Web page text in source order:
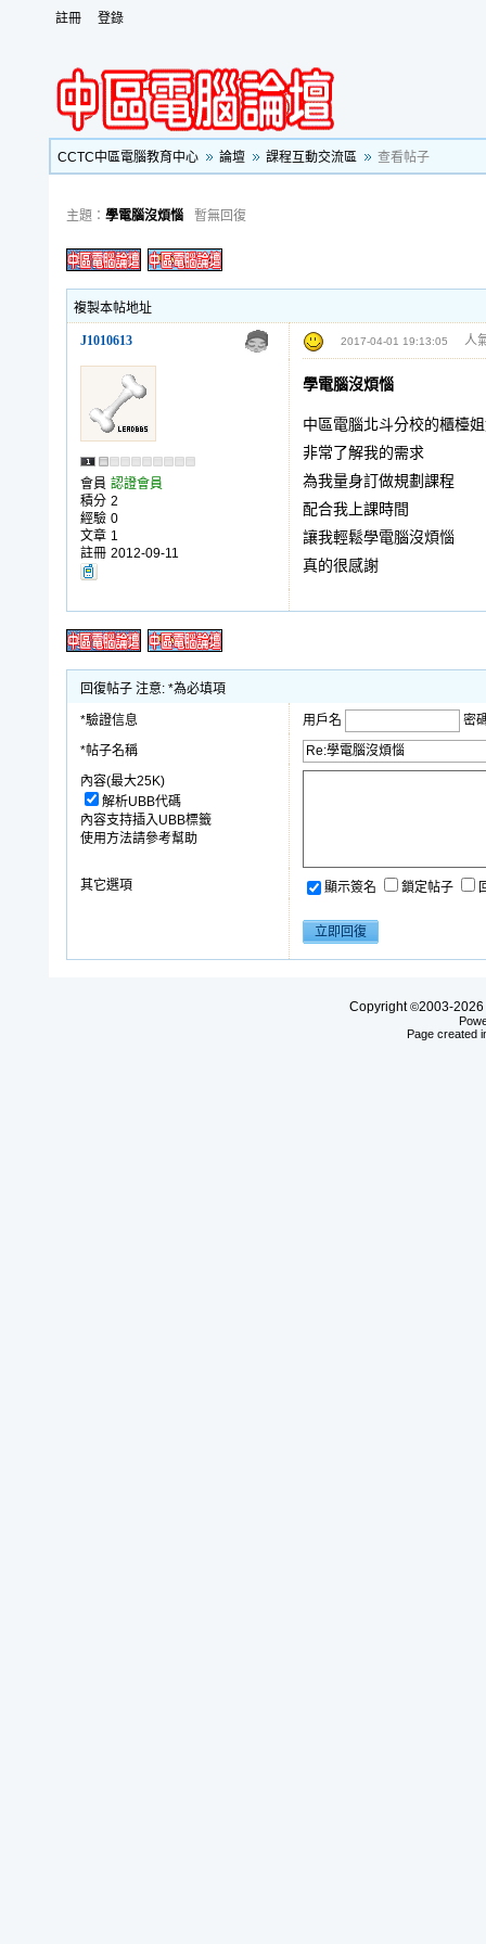
註冊 登錄
CCTC中區電腦教育中心 論壇 課程互動交流區 查看帖子
主題： 學電腦沒煩惱 暫無回復
複製本帖地址
J1010613 2017-04-01 19:13:05 人
會員 認證會員
積分 2
經驗 0
文章 1
註冊 2012-09-11
學電腦沒煩惱
中區電腦北斗分校的櫃檯
非常了解我的需求
為我量身訂做規劃課程
配合我上課時間
讓我輕鬆學電腦沒煩惱
真的很感謝
回復帖子 注意: *為必填項
*驗證信息 用戶名
密
*帖子名稱
內容(最大25K)
解析UBB代碼
內容支持插入UBB標籤
使用方法請參考幫助
其它選項 顯示簽名 鎖定帖子
Copyright©2003-2026
Page created